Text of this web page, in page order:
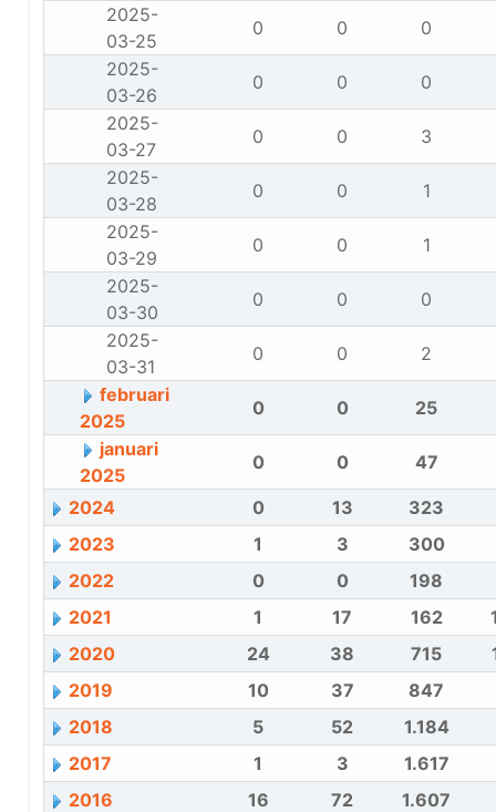
2025-
03-25
0 0
0
2025-
03-26
0 0
0
2025-
03-27
0 0
3
2025-
03-28
0 0
1
2025-
03-29
0 0
1
2025-
03-30
0 0
0
2025-
03-31
0 0
2
februari
2025
0 0
25
januari
2025
0 0 47
2024 0 13
323
2023
1 3
300
2022
0 0
198
2021
1 17 162
2020
24 38 715
2019
10 37
847
2018
5 52
1.184
2017
1 3
1.617
2016
16 72
1.607